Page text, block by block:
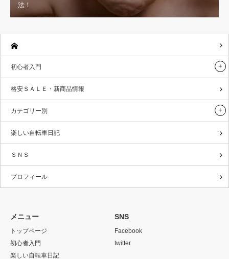
法！
初心者入門
格安ＳＡＬＥ・新商品情報
カテゴリー別
楽しい自転車日記
ＳＮＳ
プロフィール
メニュー
トップページ
初心者入門
楽しい自転車日記
SNS
Facebook
twitter